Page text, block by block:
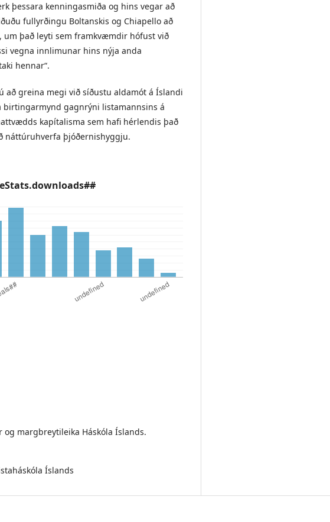
þessara kenningasmiða og hins vegar að
fullyrðingu Boltanskis og Chiapello að
það leyti sem framkvæmdir hófust við
vegna innlimunar hins nýja anda
hennar“.
að greina megi við síðustu aldamót á Íslandi
birtingarmynd gagnrýni listamannsins á
kapítalisma sem hafi hérlendis það
náttúruhverfa þjóðernishyggju.
margbreytileika Háskóla Íslands.
Íslands